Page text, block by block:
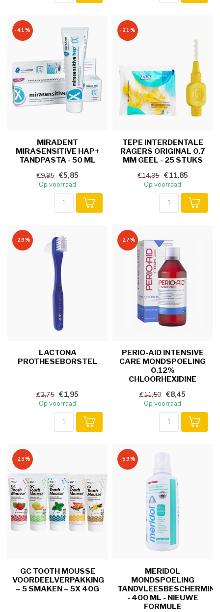
-41%
MIRADENT
MIRASENSITIVE HAP+
TANDPASTA - 50 ML
€9,95 €5,85
Op voorraad
-21%
TEPE INTERDENTALE
RAGERS ORIGINAL 0.7
MM GEEL - 25 STUKS
€14,95 €11,85
Op voorraad
-29%
LACTONA
PROTHESEBORSTEL
€2,75 €1,95
Op voorraad
-27%
PERIO-AID INTENSIVE
CARE MONDSPOELING
0,12%
CHLOORHEXIDINE
€11,50 €8,45
Op voorraad
-23%
GC TOOTH MOUSSE
VOORDEELVERPAKKING
– 5 SMAKEN – 5X 40G
-59%
MERIDOL
MONDSPOELING
TANDVLEESBESCHERMING
- 400 ML - NIEUWE
FORMULE